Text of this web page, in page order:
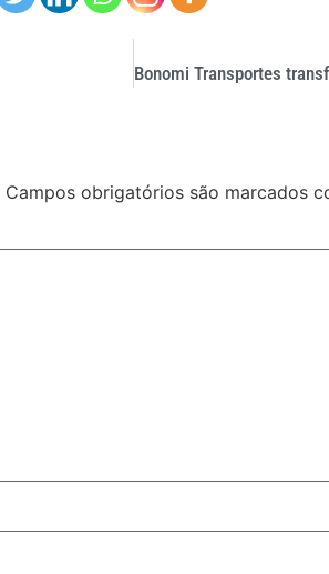
Campos obrigatórios são marcados